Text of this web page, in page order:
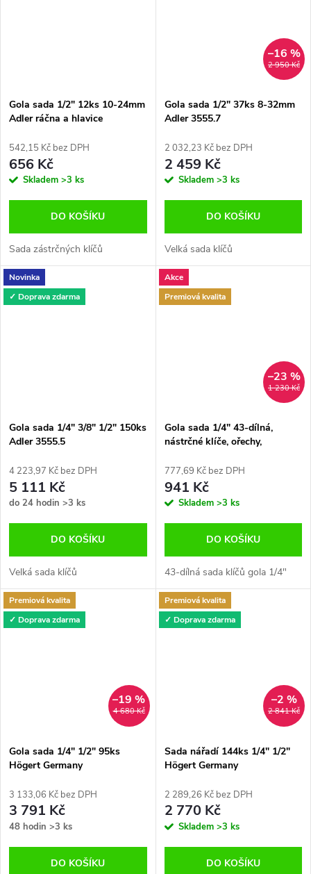
Gola sada 1/2" 12ks 10-24mm
Adler ráčna a hlavice
542,15 Kč bez DPH
656 Kč
Skladem >3 ks
DO KOŠÍKU
Sada zástrčných klíčů
2 950 Kč
–16 %
Gola sada 1/2" 37ks 8-32mm
Adler 3555.7
2 032,23 Kč bez DPH
2 459 Kč
Skladem >3 ks
DO KOŠÍKU
Velká sada klíčů
Novinka
✓ Doprava zdarma
Gola sada 1/4" 3/8" 1/2" 150ks
Adler 3555.5
4 223,97 Kč bez DPH
5 111 Kč
do 24 hodin >3 ks
DO KOŠÍKU
Velká sada klíčů
Akce
Premiová kvalita
1 230 Kč
–23 %
Gola sada 1/4" 43-dílná,
nástrčné klíče, ořechy,
777,69 Kč bez DPH
941 Kč
Skladem >3 ks
DO KOŠÍKU
43-dílná sada klíčů gola 1/4"
Premiová kvalita
✓ Doprava zdarma
4 680 Kč
–19 %
Gola sada 1/4" 1/2" 95ks
Högert Germany
3 133,06 Kč bez DPH
3 791 Kč
48 hodin >3 ks
DO KOŠÍKU
Premiová kvalita
✓ Doprava zdarma
2 841 Kč
–2 %
Sada nářadí 144ks 1/4" 1/2"
Högert Germany
2 289,26 Kč bez DPH
2 770 Kč
Skladem >3 ks
DO KOŠÍKU